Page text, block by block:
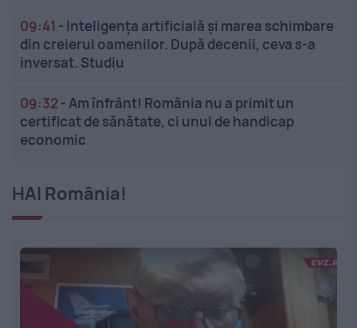
09:41 - Inteligența artificială și marea schimbare
din creierul oamenilor. După decenii, ceva s-a
inversat. Studiu
09:32 -Am înfrânt! România nu a primit un
certificat de sănătate, ci unul de handicap
economic
HAI România!